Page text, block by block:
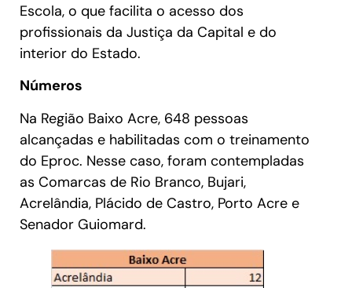
Escola, o que facilita o acesso dos
profissionais da Justiça da Capital e do
interior do Estado.
Números
Na Região Baixo Acre, 648 pessoas
alcançadas e habilitadas com o treinamento
do Eproc. Nesse caso, foram contempladas
as Comarcas de Rio Branco, Bujari,
Acrelândia, Plácido de Castro, Porto Acre e
Senador Guiomard.